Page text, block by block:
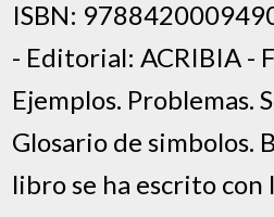
ISBN:
- Editorial: ACRIBIA -
Ejemplos. Problemas.
Glosario de simbolos.
libro se ha escrito